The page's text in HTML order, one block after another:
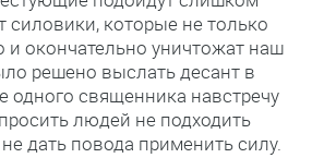
силовики, которые не только
и окончательно уничтожат наш
решено выслать десант в
одного священника навстречу
людей не подходить
дать повода применить силу.